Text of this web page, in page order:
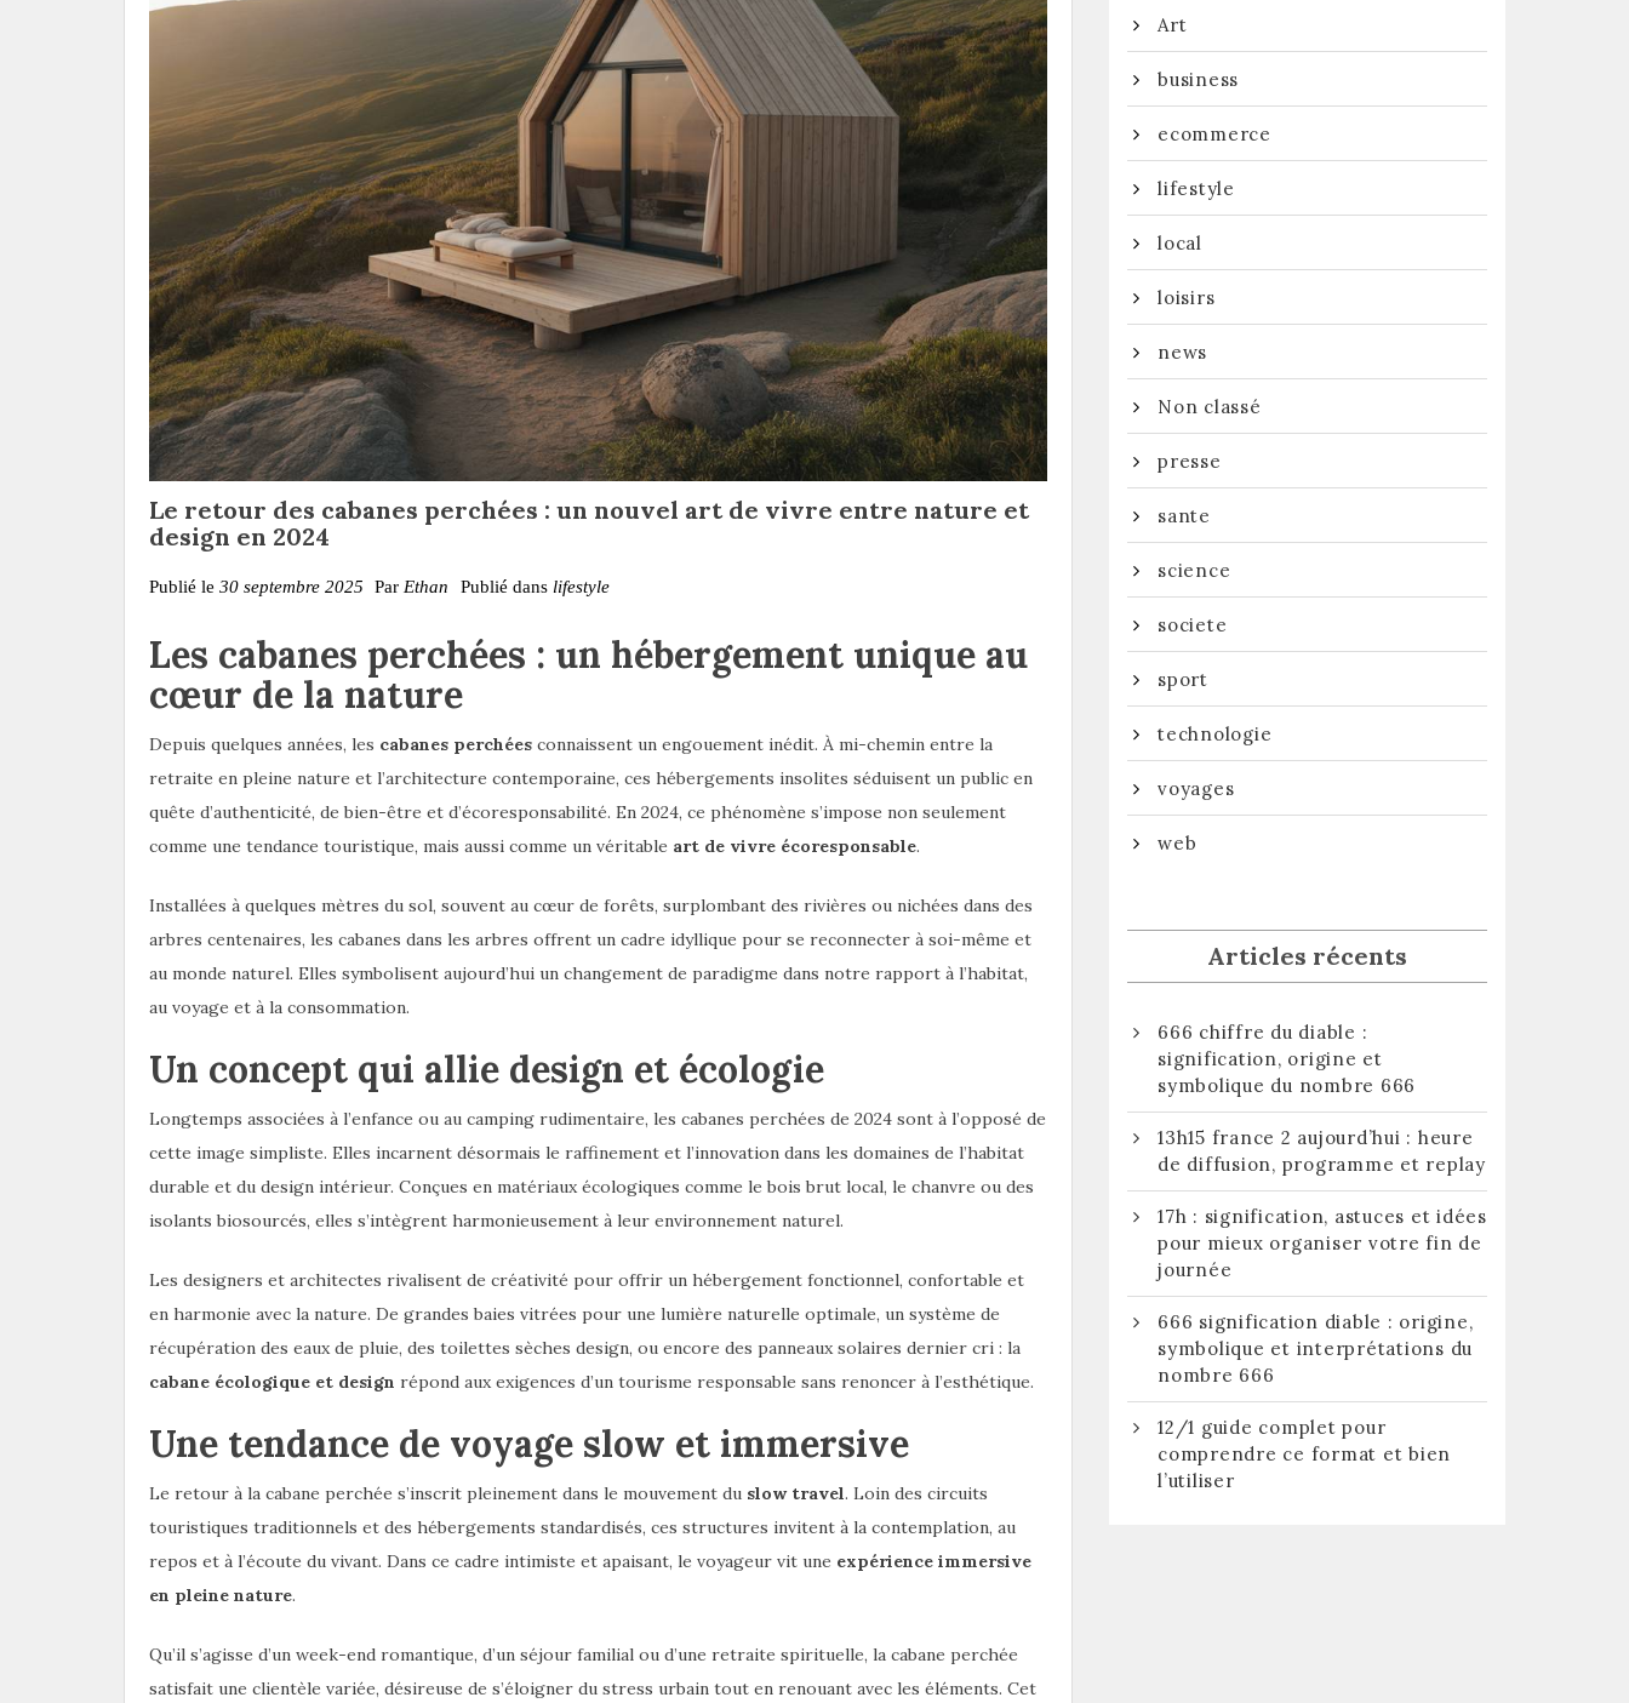
Le retour des cabanes perchées : un nouvel art de vivre entre nature et
design en 2024
Publié le 30 septembre 2025 Par Ethan Publié dans lifestyle
Les cabanes perchées : un hébergement unique au
cœur de la nature
Depuis quelques années, les cabanes perchées connaissent un engouement inédit. À mi-chemin entre la
retraite en pleine nature et l’architecture contemporaine, ces hébergements insolites séduisent un public en
quête d’authenticité, de bien-être et d’écoresponsabilité. En 2024, ce phénomène s’impose non seulement
comme une tendance touristique, mais aussi comme un véritable art de vivre écoresponsable.
Installées à quelques mètres du sol, souvent au cœur de forêts, surplombant des rivières ou nichées dans des
arbres centenaires, les cabanes dans les arbres offrent un cadre idyllique pour se reconnecter à soi-même et
au monde naturel. Elles symbolisent aujourd’hui un changement de paradigme dans notre rapport à l’habitat,
au voyage et à la consommation.
Un concept qui allie design et écologie
Longtemps associées à l’enfance ou au camping rudimentaire, les cabanes perchées de 2024 sont à l’opposé de
cette image simpliste. Elles incarnent désormais le raffinement et l’innovation dans les domaines de l’habitat
durable et du design intérieur. Conçues en matériaux écologiques comme le bois brut local, le chanvre ou des
isolants biosourcés, elles s’intègrent harmonieusement à leur environnement naturel.
Les designers et architectes rivalisent de créativité pour offrir un hébergement fonctionnel, confortable et
en harmonie avec la nature. De grandes baies vitrées pour une lumière naturelle optimale, un système de
récupération des eaux de pluie, des toilettes sèches design, ou encore des panneaux solaires dernier cri : la
cabane écologique et design répond aux exigences d’un tourisme responsable sans renoncer à l’esthétique.
Une tendance de voyage slow et immersive
Le retour à la cabane perchée s’inscrit pleinement dans le mouvement du slow travel. Loin des circuits
touristiques traditionnels et des hébergements standardisés, ces structures invitent à la contemplation, au
repos et à l’écoute du vivant. Dans ce cadre intimiste et apaisant, le voyageur vit une expérience immersive
en pleine nature.
Qu’il s’agisse d’un week-end romantique, d’un séjour familial ou d’une retraite spirituelle, la cabane perchée
satisfait une clientèle variée, désireuse de s’éloigner du stress urbain tout en renouant avec les éléments. Cet
Art
business
ecommerce
lifestyle
local
loisirs
news
Non classé
presse
sante
science
societe
sport
technologie
voyages
web
Articles récents
666 chiffre du diable :
signification, origine et
symbolique du nombre 666
13h15 france 2 aujourd’hui : heure
de diffusion, programme et replay
17h : signification, astuces et idées
pour mieux organiser votre fin de
journée
666 signification diable : origine,
symbolique et interprétations du
nombre 666
12/1 guide complet pour
comprendre ce format et bien
l’utiliser